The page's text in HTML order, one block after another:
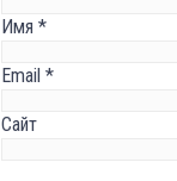
Имя *
Email *
Сайт